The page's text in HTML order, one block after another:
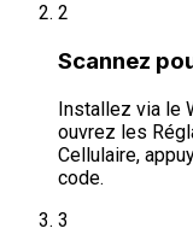
2
Scannez
Installez via le
ouvrez les
Cellulaire,
code.
3